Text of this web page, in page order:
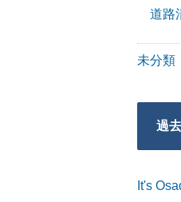
道路
未分類
過
It's